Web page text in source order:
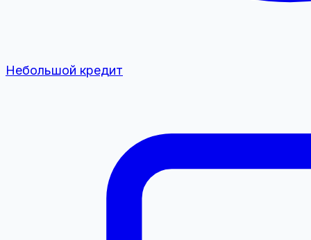
Небольшой кредит